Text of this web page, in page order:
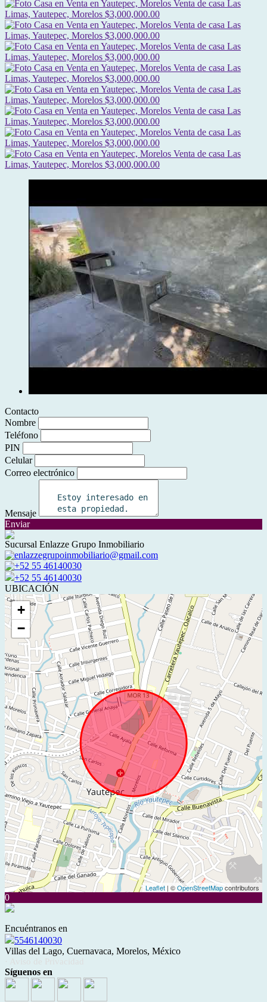
Contacto
Nombre
Teléfono
PIN
Celular
Correo electrónico
Mensaje
Enviar
Sucursal Enlazze Grupo Inmobiliario
enlazzegrupoinmobiliario@gmail.com
+52 55 46140030
+52 55 46140030
UBICACIÓN
+
−
Leaflet | ©OpenStreetMapcontributors
0
Encuéntranos en
5546140030
Villas del Lago, Cuernavaca, Morelos, México
Síguenos en